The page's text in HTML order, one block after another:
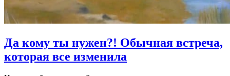
Да кому ты нужен?! Обычная встреча,
которая все изменила